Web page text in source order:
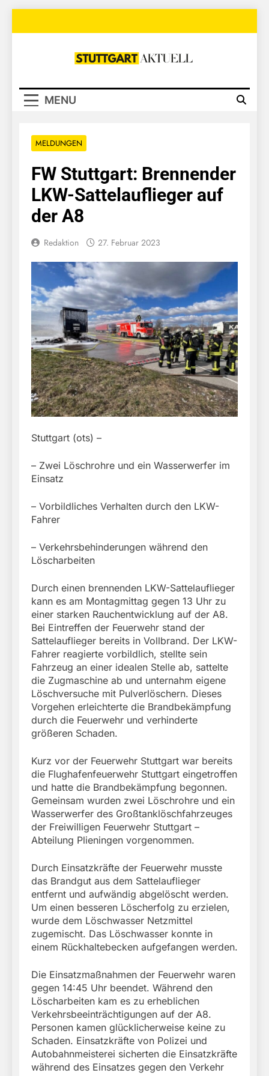
Stuttgart
MENU
MELDUNGEN
FW Stuttgart: Brennender
LKW-Sattelauflieger auf
der A8
Redaktion 27. Februar 2023
Stuttgart (ots) –
– Zwei Löschrohre und ein Wasserwerfer im
Einsatz
– Vorbildliches Verhalten durch den LKW-
Fahrer
– Verkehrsbehinderungen während den
Löscharbeiten
Durch einen brennenden LKW-Sattelauflieger
kann es am Montagmittag gegen 13 Uhr zu
einer starken Rauchentwicklung auf der A8.
Bei Eintreffen der Feuerwehr stand der
Sattelauflieger bereits in Vollbrand. Der LKW-
Fahrer reagierte vorbildlich, stellte sein
Fahrzeug an einer idealen Stelle ab, sattelte
die Zugmaschine ab und unternahm eigene
Löschversuche mit Pulverlöschern. Dieses
Vorgehen erleichterte die Brandbekämpfung
durch die Feuerwehr und verhinderte
größeren Schaden.
Kurz vor der Feuerwehr Stuttgart war bereits
die Flughafenfeuerwehr Stuttgart eingetroffen
und hatte die Brandbekämpfung begonnen.
Gemeinsam wurden zwei Löschrohre und ein
Wasserwerfer des Großtanklöschfahrzeuges
der Freiwilligen Feuerwehr Stuttgart –
Abteilung Plieningen vorgenommen.
Durch Einsatzkräfte der Feuerwehr musste
das Brandgut aus dem Sattelauflieger
entfernt und aufwändig abgelöscht werden.
Um einen besseren Löscherfolg zu erzielen,
wurde dem Löschwasser Netzmittel
zugemischt. Das Löschwasser konnte in
einem Rückhaltebecken aufgefangen werden.
Die Einsatzmaßnahmen der Feuerwehr waren
gegen 14:45 Uhr beendet. Während den
Löscharbeiten kam es zu erheblichen
Verkehrsbeeinträchtigungen auf der A8.
Personen kamen glücklicherweise keine zu
Schaden. Einsatzkräfte von Polizei und
Autobahnmeisterei sicherten die Einsatzkräfte
während des Einsatzes gegen den Verkehr